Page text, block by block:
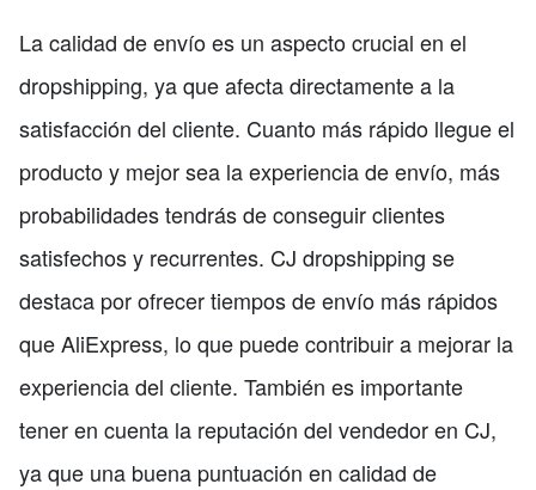
La calidad de envío es un aspecto crucial en el
dropshipping, ya que afecta directamente a la
satisfacción del cliente. Cuanto más rápido llegue el
producto y mejor sea la experiencia de envío, más
probabilidades tendrás de conseguir clientes
satisfechos y recurrentes. CJ dropshipping se
destaca por ofrecer tiempos de envío más rápidos
que AliExpress, lo que puede contribuir a mejorar la
experiencia del cliente. También es importante
tener en cuenta la reputación del vendedor en CJ,
ya que una buena puntuación en calidad de